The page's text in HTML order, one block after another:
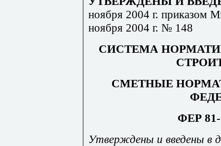
ноября 2004 г. приказом
ноября 2004 г. № 148
СИСТЕМА
СМЕТНЫЕ
ФЕР 81-
Утверждены и введены в